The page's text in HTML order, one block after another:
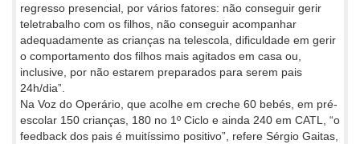
regresso presencial, por vários fatores: não conseguir gerir
teletrabalho com os filhos, não conseguir acompanhar
adequadamente as crianças na telescola, dificuldade em gerir
o comportamento dos filhos mais agitados em casa ou,
inclusive, por não estarem preparados para serem pais
24h/dia”.
Na Voz do Operário, que acolhe em creche 60 bebés, em pré-
escolar 150 crianças, 180 no 1º Ciclo e ainda 240 em CATL, “o
feedback dos pais é muitíssimo positivo”, refere Sérgio Gaitas,